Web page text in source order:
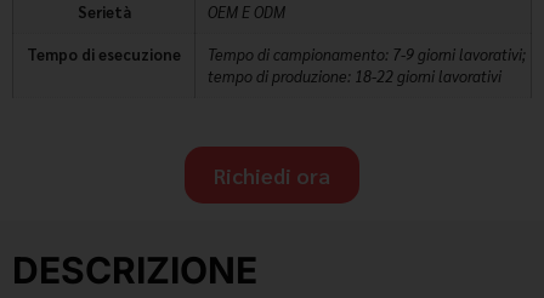
Serietà OEM E ODM
Tempo di esecuzione
Tempo di campionamento: 7-9 giorni lavorativi;
tempo di produzione: 18-22 giorni lavorativi
Richiedi ora
DESCRIZIONE